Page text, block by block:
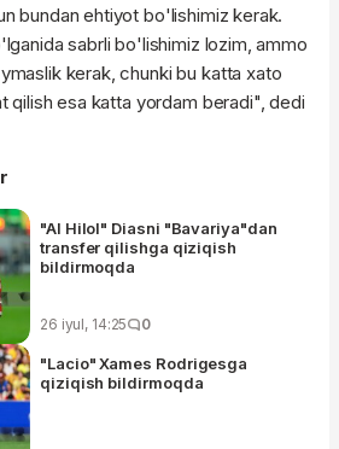
bundan ehtiyot bo'lishimiz kerak.
sabrli bo'lishimiz lozim, ammo
kerak, chunki bu katta xato
qilish esa katta yordam beradi", dedi
"Al Hilol" Diasni "Bavariya"dan
transfer qilishga qiziqish
bildirmoqda
26 iyul, 14:25 0
"Lacio" Xames Rodrigesga
qiziqish bildirmoqda